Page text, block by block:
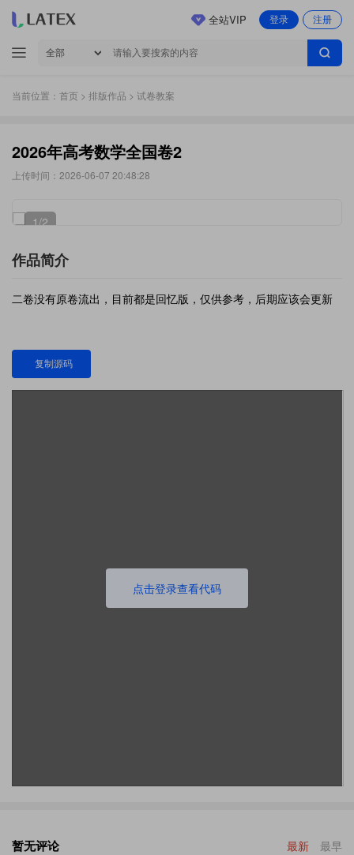
登录 注册
全站VIP
当前位置： 首页 > 排版作品 > 试卷教案
2026年高考数学全国卷2
上传时间：2026-06-07 20:48:28
1/2
作品简介
二卷没有原卷流出，目前都是回忆版，仅供参考，后期应该会更新
复制源码
点击登录查看代码
暂无评论 最新 最早